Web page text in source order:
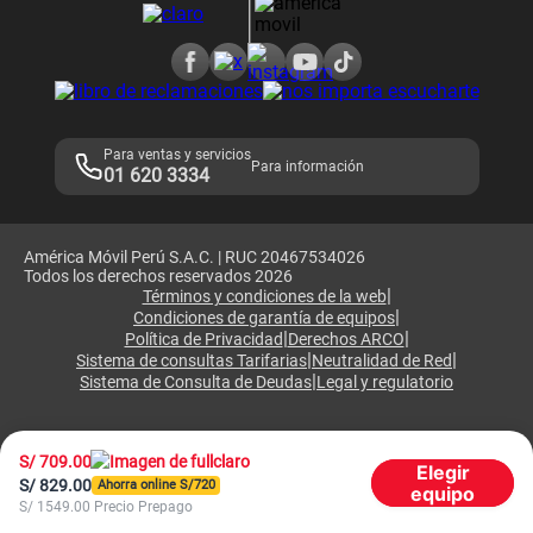
S/709.00
S/829.00 Ahorra online S/720
S/ 1549.00 Precio Prepago
Elegir
equipo
Consulta de IMEI
Adquirientes iPhone 6, 6S y SE
Mensaje de Seguridad
Términos y Condiciones de Tienda Claro
Libro de Reclamaciones
Para ventas y servicios
01 620 3334 Para información
América Móvil Perú S.A.C. | RUC 20467534026
Todos los derechos reservados 2026
Términos y condiciones de la web|
Condiciones de garantía de equipos
Política de Privacidad Derechos ARCO
Sistema de consultas Tarifarias Neutralidad de Red
Sistema de Consulta de Deudas Legal y regulatorio